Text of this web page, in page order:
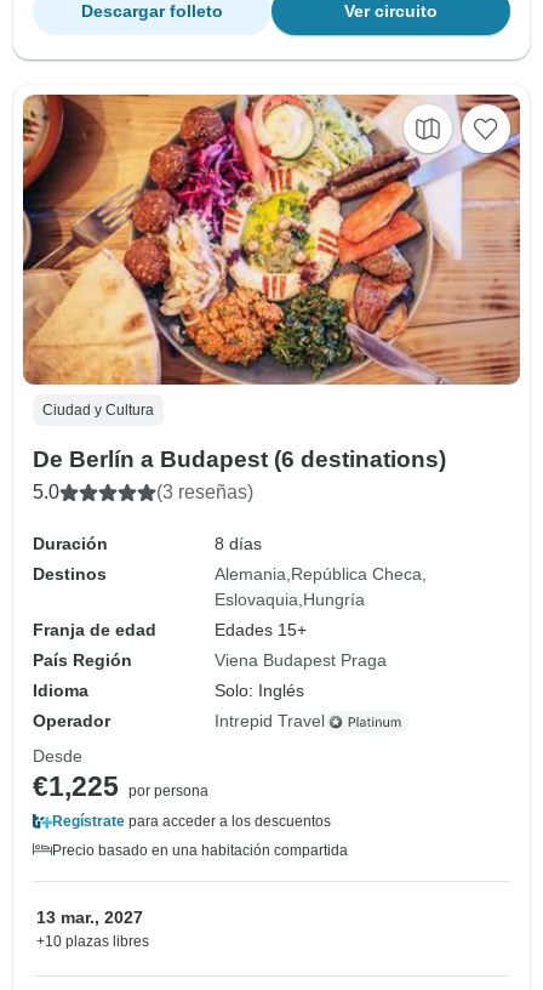
Ver circuito
Descargar folleto
Ciudad y Cultura
De Berlín a Budapest (6 destinations)
5.0 (3 reseñas)
Duración
8 días
Destinos
Alemania República Checa
Eslovaquia Hungría
Franja de edad
Edades 15+
País Región
Viena Budapest Praga
Idioma
Solo: Inglés
Operador
Intrepid Travel
Desde
€1,225 por persona
Regístrate para acceder a los descuentos
Precio basado en una habitación compartida
13 mar., 2027
+10 plazas libres